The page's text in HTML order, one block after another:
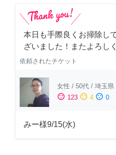
本日も手際良くお掃除し
ざいました！またよろし
依頼されたチケット
女性 / 50代 / 埼玉県
sentiment_satisfied 123 sentiment_neutral 4 sentiment_dissatisfied 0
みー様9/15(水)